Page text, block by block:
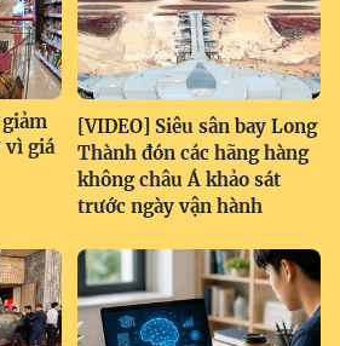
giảm
vì giá
[VIDEO] Siêu sân bay Long
Thành đón các hãng hàng
không châu Á khảo sát
trước ngày vận hành